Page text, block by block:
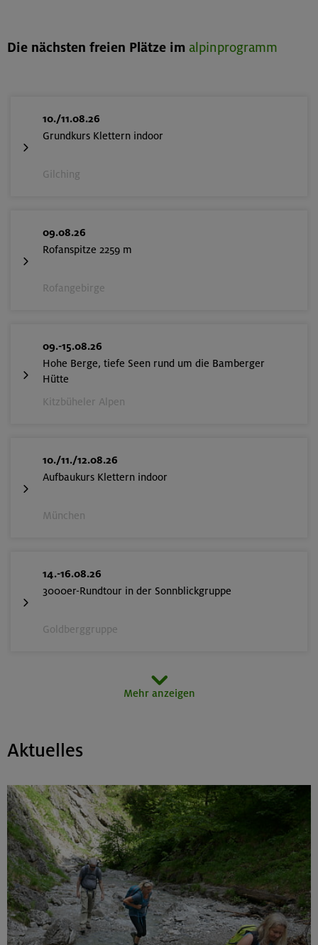
Die nächsten freien Plätze im alpinprogramm
10./11.08.26
Grundkurs Klettern indoor
Gilching
09.08.26
Rofanspitze 2259 m
Rofangebirge
09.-15.08.26
Hohe Berge, tiefe Seen rund um die Bamberger
Hütte
Kitzbüheler Alpen
10./11./12.08.26
Aufbaukurs Klettern indoor
München
14.-16.08.26
3000er-Rundtour in der Sonnblickgruppe
Goldberggruppe
Zillertaler Alpen
14.08.26
Klettertreff indoor
München
15.-16.08.26
Hohes Licht 2651 m, Rappenseekopf 2468 m
Mehr anzeigen
Aktuelles